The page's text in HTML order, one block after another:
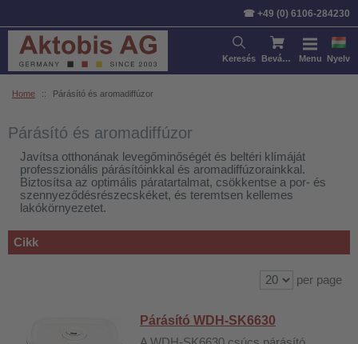
☎ +49 (0) 6106-284230
Keresés Bevásárlókosár Menu Nyelv
Home :: Párásító és aromadiffúzor
Párásító és aromadiffúzor
Javítsa otthonának levegőminőségét és beltéri klímáját
professzionális párásítóinkkal és aromadiffúzorainkkal.
Biztosítsa az optimális páratartalmat, csökkentse a por- és
szennyeződésrészecskéket, és teremtsen kellemes
lakókörnyezetet.
Cikk
Cikk Ár
per page
Párásító WDH-SK6630